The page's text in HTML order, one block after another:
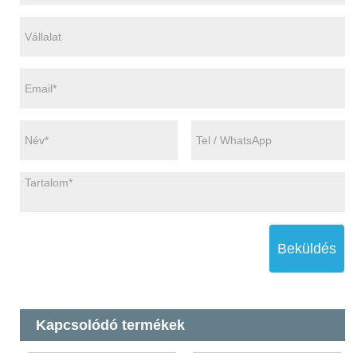
Beküldés
Kapcsolódó termékek